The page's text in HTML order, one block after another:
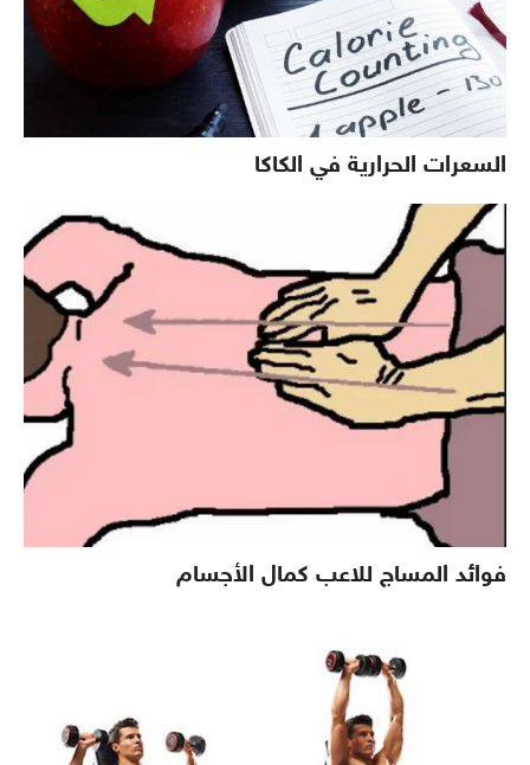
السعرات الحرارية في الكاكا
فوائد المساج للاعب كمال الأجسام